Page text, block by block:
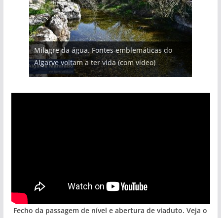
Milagre da água. Fontes emblemáticas do
Algarve voltam a ter vida (com vídeo)
Fecho da passagem de nível e abertura de viaduto. Veja o